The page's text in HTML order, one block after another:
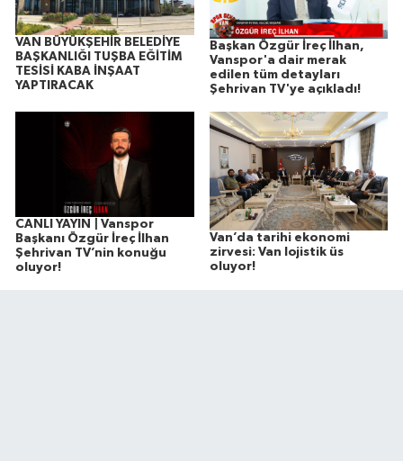
VAN BÜYÜKŞEHİR BELEDİYE
BAŞKANLIĞI TUŞBA EĞİTİM
TESİSİ KABA İNŞAAT
YAPTIRACAK
Başkan Özgür İreç İlhan,
Vanspor'a dair merak
edilen tüm detayları
Şehrivan TV'ye açıkladı!
CANLI YAYIN | Vanspor
Başkanı Özgür İreç İlhan
Şehrivan TV’nin konuğu
oluyor!
Van’da tarihi ekonomi
zirvesi: Van lojistik üs
oluyor!